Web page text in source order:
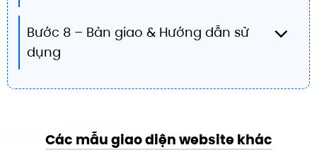
Bước 8 – Bàn giao & Hướng dẫn sử
dụng
Các mẫu giao diện website khác